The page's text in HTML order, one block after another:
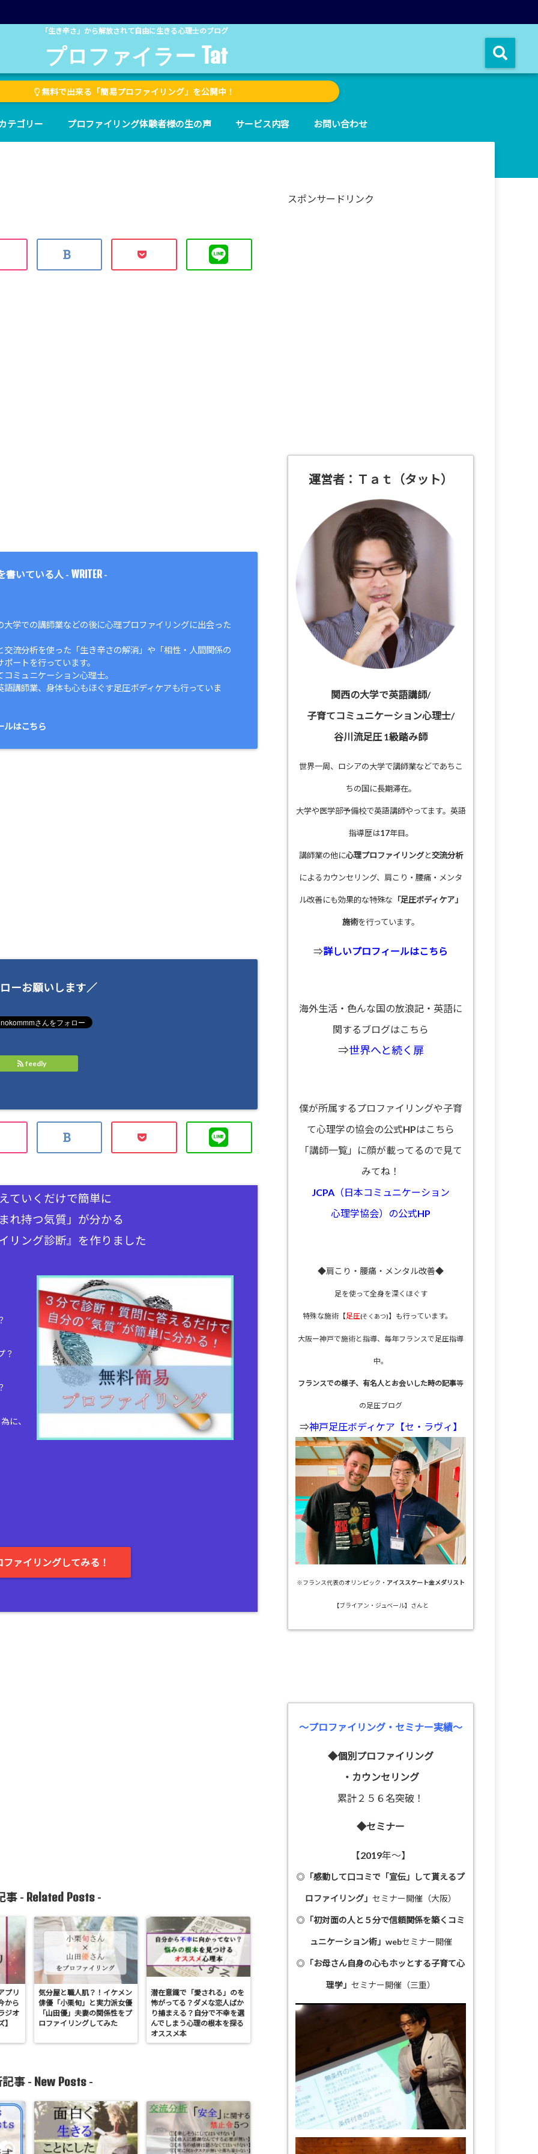
「生き辛さ」から解放されて自由に生きる心理士のブログ
プロファイラー Tat
無料で出来る「簡易プロファイリング」を公開中！
テゴリー プロファイリング体験者様の生の声 サービス内容 お問い合わせ
書いている人 - WRITER-
大学での講師業などの後に心理プロファイリングに出会った
交流分析を使った「生き辛さの解消」や「相性・人間関係の
ートを行っています。
ミュニケーション心理士。
語講師業、身体も心もほぐす足圧ボディケアも行っていま
ルはこちら
ーお願いします／
feedly
ていくだけで簡単に
れ持つ気質」が分かる
リング診断』を作りました
？
に、
ァイリングしてみる！
事 - Related Posts-
プリ
から
ジオ
気分屋と職人肌？！イケメン
俳優「小栗旬」と実力派女優
「山田優」夫妻の関係性をプ
ロファイリングしてみた
潜在意識で「愛される」のを
怖がってる？ダメな恋人ばか
り捕まえる？自分で不幸を選
んでしまう心理の根本を探る
オススメ本
事 - New Posts -
スポンサードリンク
運営者：Ｔａｔ（タット）
関西の大学で英語講師/
子育てコミュニケーション心理士/
谷川流足圧 1級踏み師
世界一周、ロシアの大学で講師業などであちこ
ちの国に長期滞在。
大学や医学部予備校で英語講師やってます。英語
指導歴は17年目。
講師業の他に心理プロファイリングと交流分析
によるカウンセリング、肩こり・腰痛・メンタ
ル改善にも効果的な特殊な 「足圧ボディケア」
施術を行っています。
⇒詳しいプロフィールはこちら
海外生活・色んな国の放浪記・英語に
関するブログはこちら
⇒世界へと続く扉
僕が所属するプロファイリングや子育
て心理学の協会の公式HPはこちら
「講師一覧」に顔が載ってるので見て
みてね！
JCPA（日本コミュニケーション
心理学協会）の公式HP
◆肩こり・腰痛・メンタル改善◆
足を使って全身を深くほぐす
特殊な施術【足圧(そくあつ)】も行っています。
大阪ー神戸で施術と指導、 毎年フランスで足圧指導
中。
フランスでの様子、有名人とお会いした時の記事等
の足圧ブログ
⇒神戸足圧ボディケア【セ・ラヴィ】
※フランス代表のオリンピック・ アイススケート金メダリスト
【ブライアン・ジュベール】さんと
～プロファイリング・セミナー実績～
◆個別プロファイリング
・カウンセリング
累計２５６名突破！
◆セミナー
【2019年～】
◎ 「感動して口コミで「宣伝」して貰えるプ
ロファイリング」 セミナー開催（大阪）
◎ 「初対面の人と５分で信頼関係を築くコミ
ュニケーション術」 webセミナー開催
◎ 「お母さん自身の心もホッとする子育て心
理学」 セミナー開催（三重）